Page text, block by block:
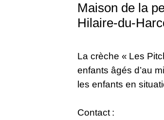
Maison de la
Hilaire-du-
La crèche « Les
enfants âgés d’au
les enfants en
Contact :